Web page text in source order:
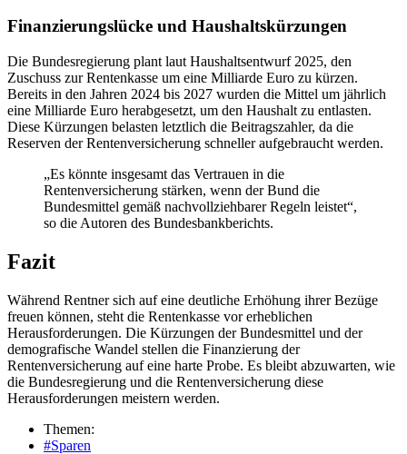
Finanzierungslücke und Haushaltskürzungen
Die Bundesregierung plant laut Haushaltsentwurf 2025, den
Zuschuss zur Rentenkasse um eine Milliarde Euro zu kürzen.
Bereits in den Jahren 2024 bis 2027 wurden die Mittel um jährlich
eine Milliarde Euro herabgesetzt, um den Haushalt zu entlasten.
Diese Kürzungen belasten letztlich die Beitragszahler, da die
Reserven der Rentenversicherung schneller aufgebraucht werden.
„Es könnte insgesamt das Vertrauen in die
Rentenversicherung stärken, wenn der Bund die
Bundesmittel gemäß nachvollziehbarer Regeln leistet“,
so die Autoren des Bundesbankberichts.
Fazit
Während Rentner sich auf eine deutliche Erhöhung ihrer Bezüge
freuen können, steht die Rentenkasse vor erheblichen
Herausforderungen. Die Kürzungen der Bundesmittel und der
demografische Wandel stellen die Finanzierung der
Rentenversicherung auf eine harte Probe. Es bleibt abzuwarten, wie
die Bundesregierung und die Rentenversicherung diese
Herausforderungen meistern werden.
Themen:
#Sparen